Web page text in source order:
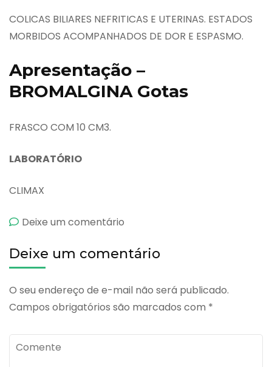
COLICAS BILIARES NEFRITICAS E UTERINAS. ESTADOS
MORBIDOS ACOMPANHADOS DE DOR E ESPASMO.
Apresentação –
BROMALGINA Gotas
FRASCO COM 10 CM3.
LABORATÓRIO
CLIMAX
Deixe um comentário
Deixe um comentário
O seu endereço de e-mail não será publicado.
Campos obrigatórios são marcados com *
Comente